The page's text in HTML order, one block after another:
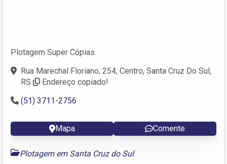
Plotagem Super Cópias
Rua Marechal Floriano, 254, Centro, Santa Cruz Do Sul,
RS
Endereço copiado!
(51) 3711-2756
Mapa Comente
Plotagem em Santa Cruz do Sul